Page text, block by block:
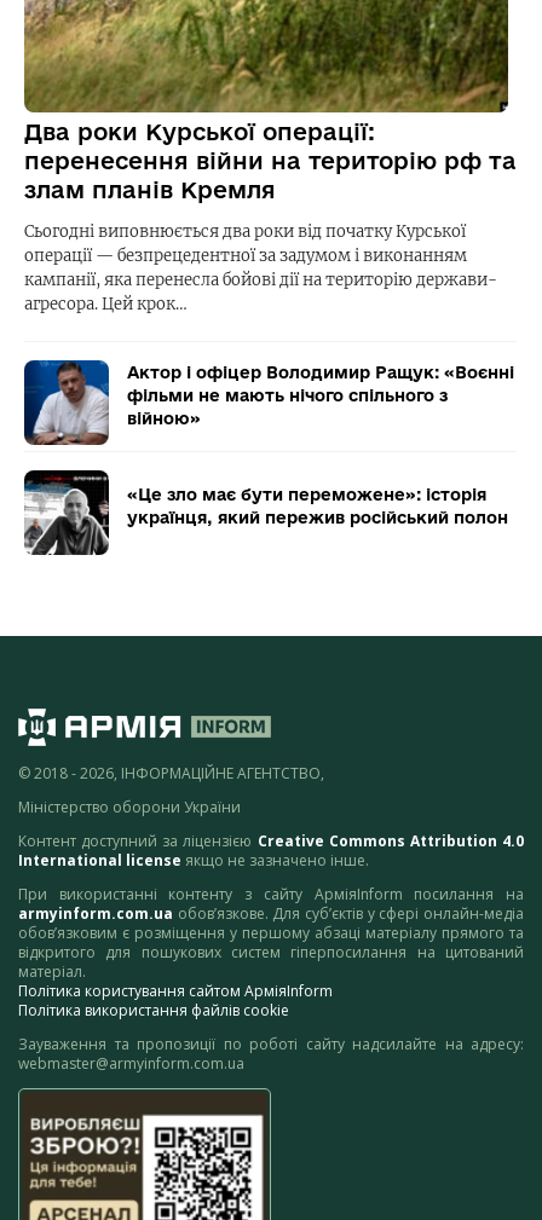
Два роки Курської операції:
перенесення війни на територію рф та
злам планів Кремля
Сьогодні виповнюється два роки від початку Курської
операції — безпрецедентної за задумом і виконанням
кампанії, яка перенесла бойові дії на територію держави-
агресора. Цей крок…
Актор і офіцер Володимир Ращук: «Воєнні
фільми не мають нічого спільного з
війною»
«Це зло має бути переможене»: історія
українця, який пережив російський полон
© 2018 - 2026, ІНФОРМАЦІЙНЕ АГЕНТСТВО,
Міністерство оборони України
Контент доступний за ліцензією Creative Commons Attribution 4.0
International license якщо не зазначено інше.
При використанні контенту з сайту АрміяInform посилання на
armyinform.com.ua обов’язкове. Для суб’єктів у сфері онлайн-медіа
обов’язковим є розміщення у першому абзаці матеріалу прямого та
відкритого для пошукових систем гіперпосилання на цитований
матеріал.
Політика користування сайтом АрміяInform
Політика використання файлів cookie
Зауваження та пропозиції по роботі сайту надсилайте на адресу:
webmaster@armyinform.com.ua